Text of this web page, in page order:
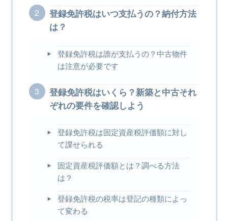
登録免許税はいつ支払うの？納付方法
は？
登録免許税は誰が支払うの？中古物件
は注意が必要です
登録免許税はいくら？新築と中古それ
ぞれの要件を確認しよう
登録免許税は固定資産税評価額に対し
て課せられる
固定資産税評価額とは？調べる方法
は？
登録免許税の税率は登記の種類によっ
て変わる